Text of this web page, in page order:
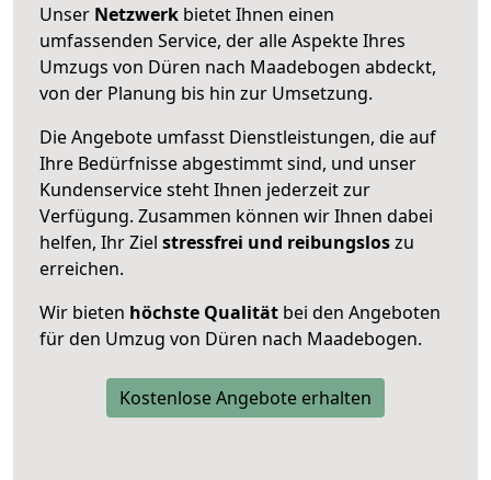
Unser Netzwerk bietet Ihnen einen
umfassenden Service, der alle Aspekte Ihres
Umzugs von Düren nach Maadebogen abdeckt,
von der Planung bis hin zur Umsetzung.
Die Angebote umfasst Dienstleistungen, die auf
Ihre Bedürfnisse abgestimmt sind, und unser
Kundenservice steht Ihnen jederzeit zur
Verfügung. Zusammen können wir Ihnen dabei
helfen, Ihr Ziel stressfrei und reibungsloszu
erreichen.
Wir bieten höchste Qualität bei den Angeboten
für den Umzug von Düren nach Maadebogen.
Kostenlose Angebote erhalten